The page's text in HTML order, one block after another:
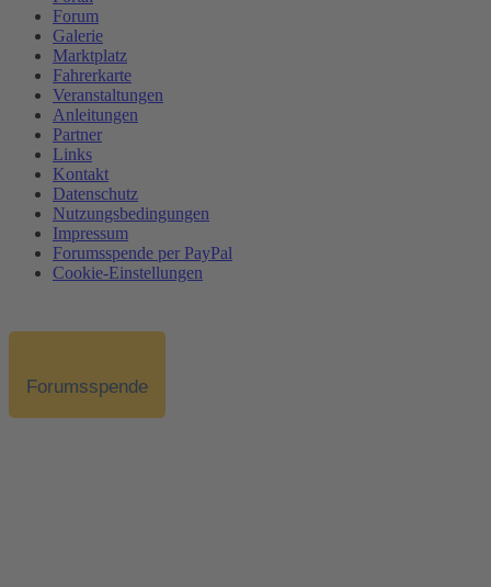
Forum
Galerie
Marktplatz
Fahrerkarte
Veranstaltungen
Anleitungen
Partner
Links
Kontakt
Datenschutz
Nutzungsbedingungen
Impressum
Forumsspende per PayPal
Cookie-Einstellungen
Forumsspende